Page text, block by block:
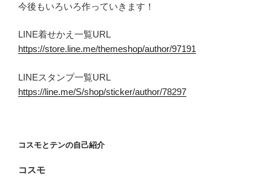
今後もいろいろ作っていきます！
LINE着せかえ一覧URL
https://store.line.me/themeshop/author/97191
LINEスタンプ一覧URL
https://line.me/S/shop/sticker/author/78297
コスモとテンの自己紹介
コスモ